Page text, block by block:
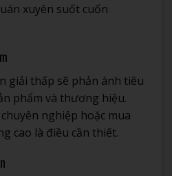
xuyên suốt cuốn
giải thấp sẽ phản ánh tiêu
phẩm và thương hiệu.
nghiệp hoặc mua
cao là điều cần thiết.